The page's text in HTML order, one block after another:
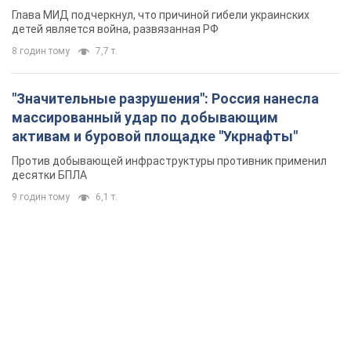
Глава МИД подчеркнул, что причиной гибели украинских
детей является война, развязанная РФ
8 годин тому 7,7 т.
"Значительные разрушения": Россия нанесла
массированный удар по добывающим
активам и буровой площадке "Укрнафты"
Против добывающей инфраструктуры противник применил
десятки БПЛА
9 годин тому 6,1 т.